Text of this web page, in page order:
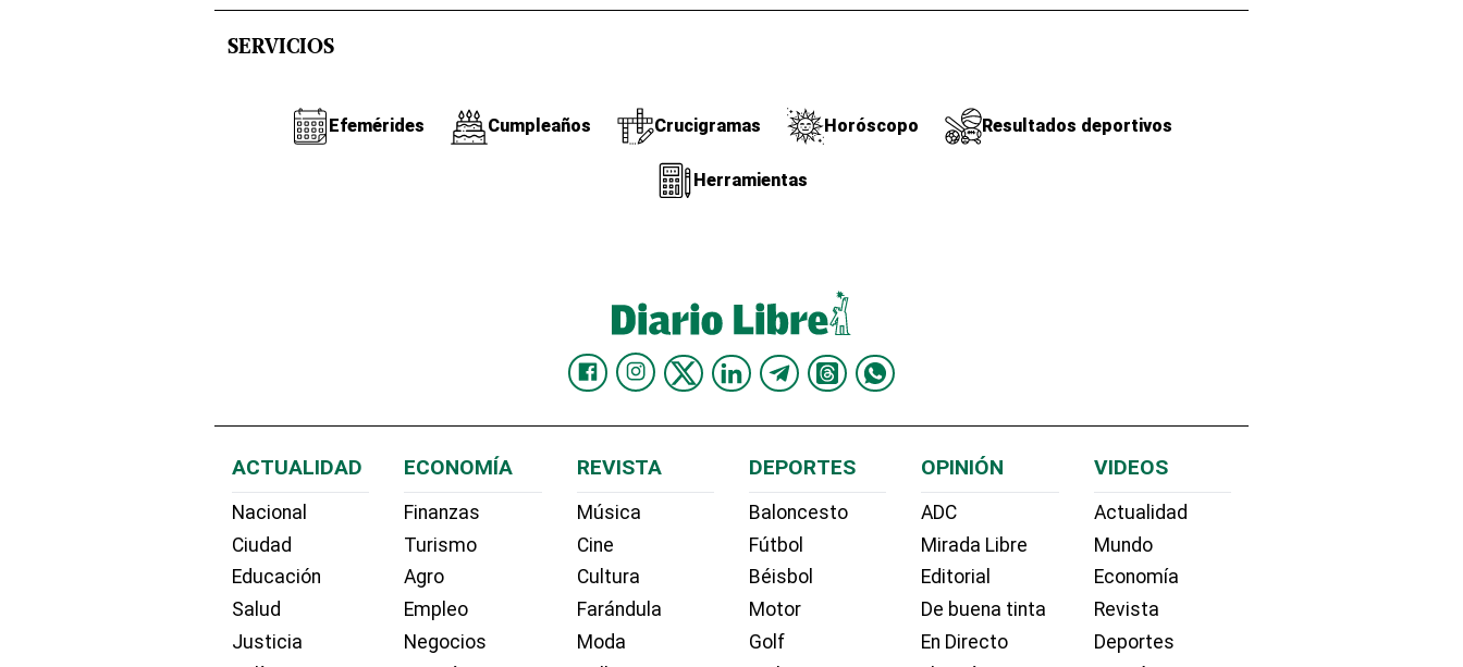
SERVICIOS
Efemérides Cumpleaños Crucigramas Horóscopo Resultados deportivos
Herramientas
ACTUALIDAD
Nacional
Ciudad
Educación
Salud
Justicia
ECONOMÍA
Finanzas
Turismo
Agro
Empleo
Negocios
REVISTA
Música
Cine
Cultura
Farándula
Moda
DEPORTES
Baloncesto
Fútbol
Béisbol
Motor
Golf
OPINIÓN
ADC
Mirada Libre
Editorial
De buena tinta
En Directo
VIDEOS
Actualidad
Mundo
Economía
Revista
Deportes